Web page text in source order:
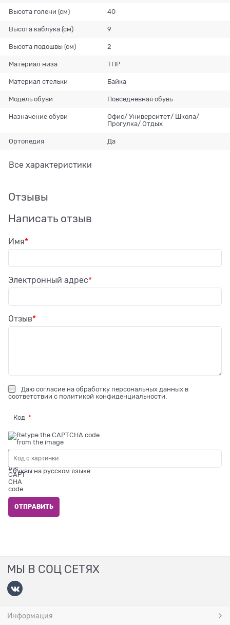
Высота голени (см) 40
Высота каблука (см) 9
Высота подошвы (см) 2
Материал низа ТПР
Материал стельки Байка
Модель обуви Повседневная обувь
Назначение обуви
Офис/ Университет/ Школа/
Прогулка/ Отдых
Ортопедия Да
Все характеристики
Отзывы
Написать отзыв
Имя
Электронный адрес
Отзыв
Даю согласие на обработку персональных данных в
соответствии с политикой конфиденциальности
Код
* буквы на русском языке
МЫ В СОЦ СЕТЯХ
Информация